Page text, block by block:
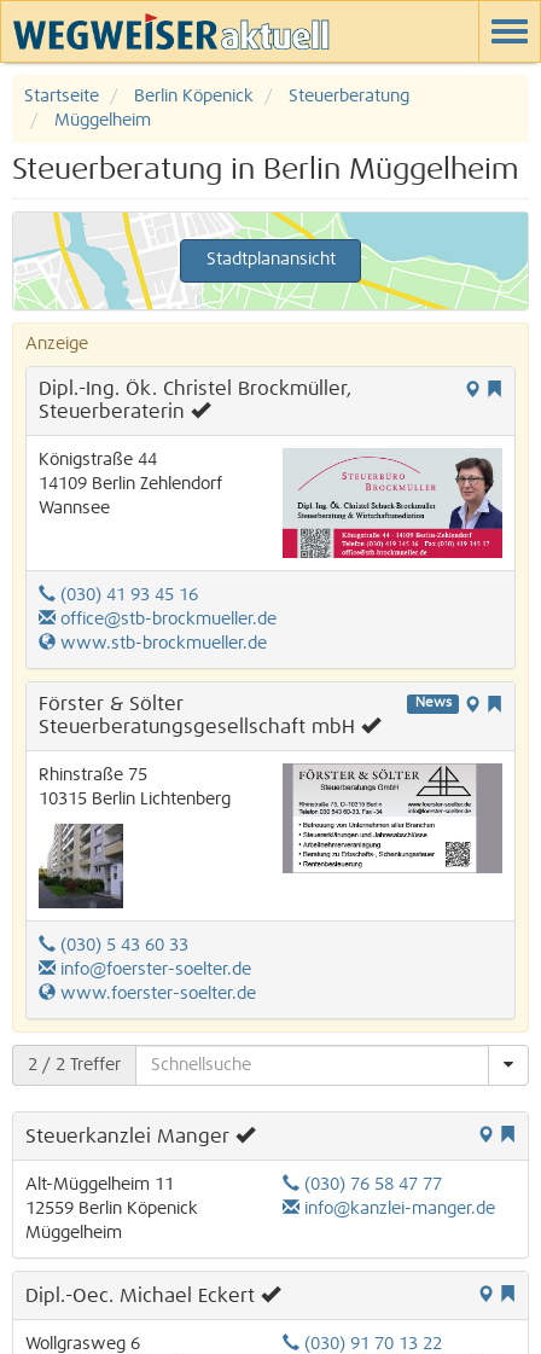
Startseite Berlin Köpenick
Steuerberatung
Müggelheim
Steuerberatung in Berlin Müggelheim
Stadtplanansicht
Anzeige
Dipl.-Ing. Ök. Christel Brockmüller,
Steuerberaterin
Königstraße 44
14109 Berlin Zehlendorf
Wannsee
(030) 41 93 45 16
office@stb-brockmueller.de
www.stb-brockmueller.de
News
Förster & Sölter
Steuerberatungsgesellschaft mbH
Rhinstraße 75
10315 Berlin Lichtenberg
(030) 5 43 60 33
info@foerster-soelter.de
www.foerster-soelter.de
2 / 2 Treffer
Steuerkanzlei Manger
Alt-Müggelheim 11
12559 Berlin Köpenick
Müggelheim
(030) 76 58 47 77
info@kanzlei-manger.de
Dipl.-Oec. Michael Eckert
Wollgrasweg 6
(030) 91 70 13 22